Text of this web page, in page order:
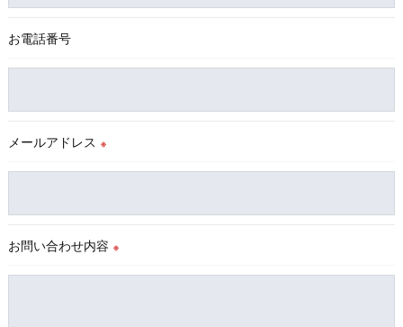
これらの委託先に対しては個人情報保護契約等の措置をとり、
適切な監督を行います。
＜個人情報の開示･訂正・削除･利用停止の手続について＞
お電話番号
メールアドレス ※
お問い合わせ内容 ※